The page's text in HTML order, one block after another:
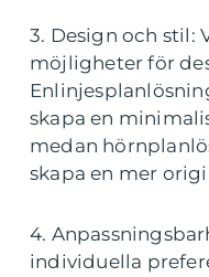
3. Design och stil:
möjligheter för
skapa en
medan
skapa en mer
4.
individuella